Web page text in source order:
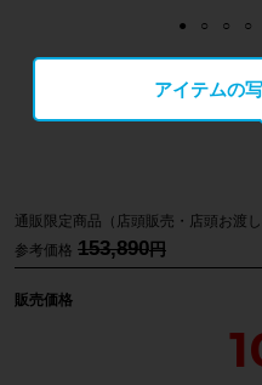
アイテムの
参考価格 153,890
販売価格
通販限定商品（店頭販売・店頭お渡し